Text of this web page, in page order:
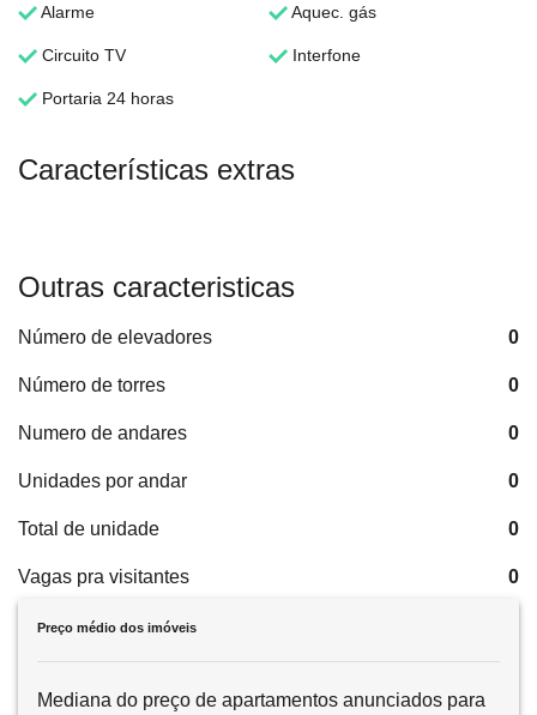
Alarme Aquec. gás
Circuito TV Interfone
Portaria 24 horas
Características extras
Outras caracteristicas
Número de elevadores 0
Número de torres 0
Numero de andares 0
Unidades por andar 0
Total de unidade 0
Vagas pra visitantes 0
Preço médio dos imóveis
Mediana do preço de apartamentos anunciados para